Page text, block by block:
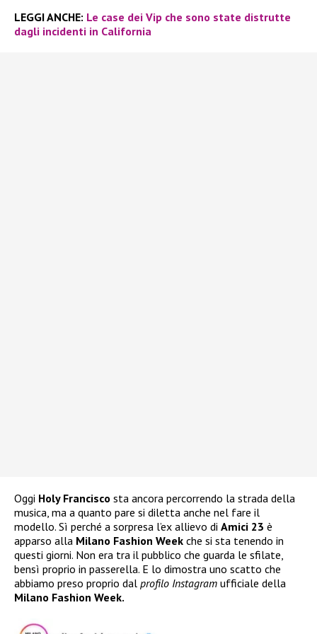
LEGGI ANCHE: Le case dei Vip che sono state distrutte
dagli incidenti in California
Oggi Holy Francisco sta ancora percorrendo la strada della
musica, ma a quanto pare si diletta anche nel fare il
modello. Sì perché a sorpresa l’ex allievo di Amici 23 è
apparso alla Milano Fashion Week che si sta tenendo in
questi giorni. Non era tra il pubblico che guarda le sfilate,
bensì proprio in passerella. E lo dimostra uno scatto che
abbiamo preso proprio dal profilo Instagram ufficiale della
Milano Fashion Week.